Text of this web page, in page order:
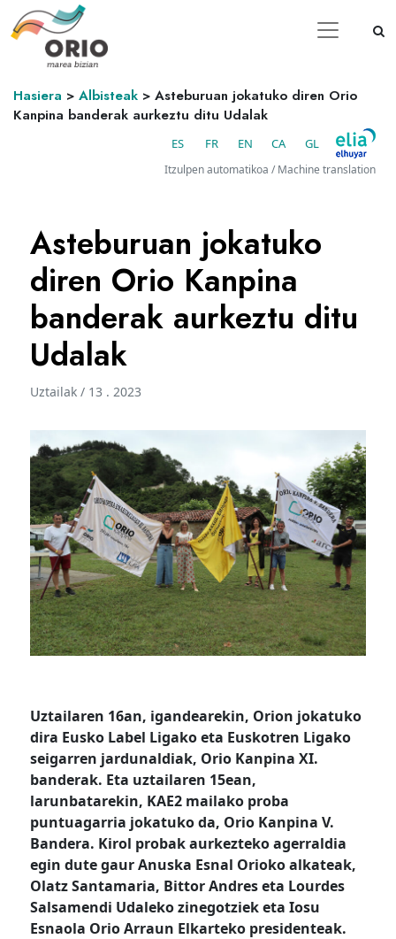
Hasiera > Albisteak > Asteburuan jokatuko diren Orio
Kanpina banderak aurkeztu ditu Udalak
ES FR EN CA GL
Itzulpen automatikoa / Machine translation
Asteburuan jokatuko
diren Orio Kanpina
banderak aurkeztu ditu
Udalak
Uztailak / 13 . 2023
Uztailaren 16an, igandearekin, Orion jokatuko
dira Eusko Label Ligako eta Euskotren Ligako
seigarren jardunaldiak, Orio Kanpina XI.
banderak. Eta uztailaren 15ean,
larunbatarekin, KAE2 mailako proba
puntuagarria jokatuko da, Orio Kanpina V.
Bandera. Kirol probak aurkezteko agerraldia
egin dute gaur Anuska Esnal Orioko alkateak,
Olatz Santamaria, Bittor Andres eta Lourdes
Salsamendi Udaleko zinegotziek eta Iosu
Esnaola Orio Arraun Elkarteko presidenteak.